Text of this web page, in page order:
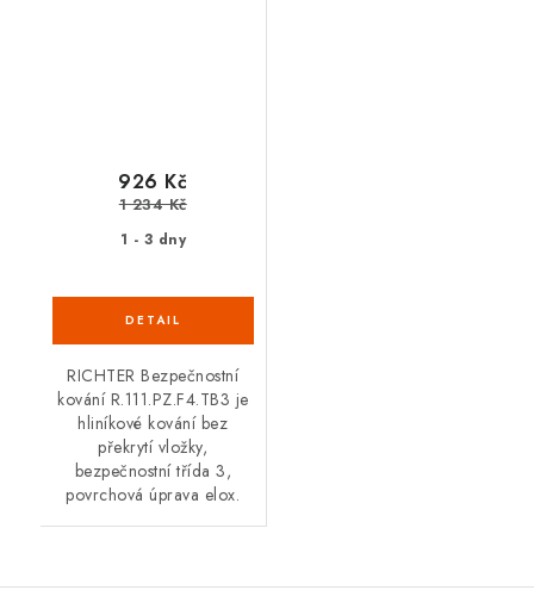
1 - 3 dny
926 Kč
1 234 Kč
RICHTER Bezpečnostní
kování R.111.PZ.F4.TB3 je
hliníkové kování bez
překrytí vložky,
bezpečnostní třída 3,
povrchová úprava elox.